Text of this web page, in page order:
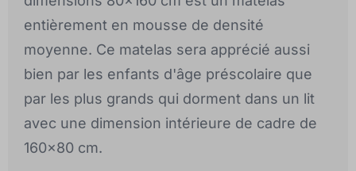
entièrement en mousse de densité
moyenne. Ce matelas sera apprécié aussi
bien par les enfants d'âge préscolaire que
par les plus grands qui dorment dans un lit
avec une dimension intérieure de cadre de
160x80 cm.